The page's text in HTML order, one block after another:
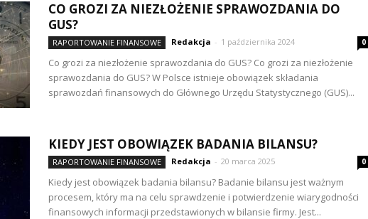
CO GROZI ZA NIEZŁOŻENIE SPRAWOZDANIA DO
GUS?
RAPORTOWANIE FINANSOWE Redakcja - 1 października 2024 0
Co grozi za niezłożenie sprawozdania do GUS? Co grozi za niezłożenie
sprawozdania do GUS? W Polsce istnieje obowiązek składania
sprawozdań finansowych do Głównego Urzędu Statystycznego (GUS)...
KIEDY JEST OBOWIĄZEK BADANIA BILANSU?
RAPORTOWANIE FINANSOWE Redakcja - 20 marca 2025 0
Kiedy jest obowiązek badania bilansu? Badanie bilansu jest ważnym
procesem, który ma na celu sprawdzenie i potwierdzenie wiarygodności
finansowych informacji przedstawionych w bilansie firmy. Jest...